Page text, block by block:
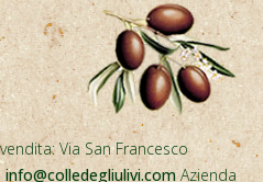
Via San Francesco